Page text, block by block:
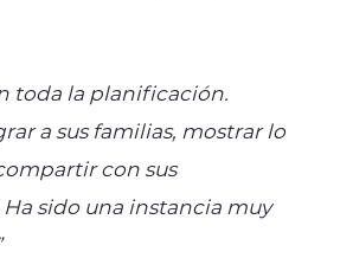
toda la planificación.
a sus familias, mostrar lo
con sus
sido una instancia muy